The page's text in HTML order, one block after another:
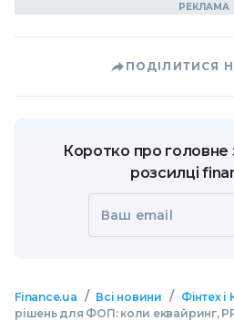
ПОДІЛИТИСЯ
Коротко про головне
розсилці
Ваш email
Finance.ua / Всі новини / Фінтех і
рішень для ФОП: коли еквайринг,